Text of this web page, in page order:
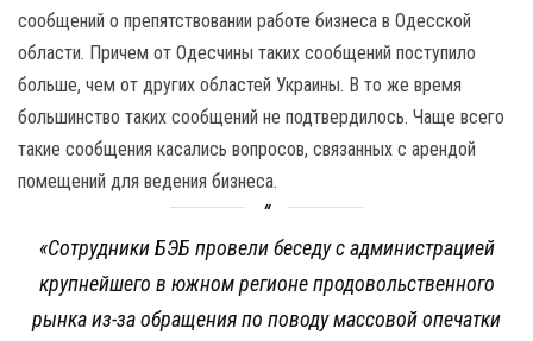
сообщений о препятствовании работе бизнеса в Одесской
области. Причем от Одесчины таких сообщений поступило
больше, чем от других областей Украины. В то же время
большинство таких сообщений не подтвердилось. Чаще всего
такие сообщения касались вопросов, связанных с арендой
помещений для ведения бизнеса.
«Сотрудники БЭБ провели беседу с администрацией
крупнейшего в южном регионе продовольственного
рынка из-за обращения по поводу массовой опечатки